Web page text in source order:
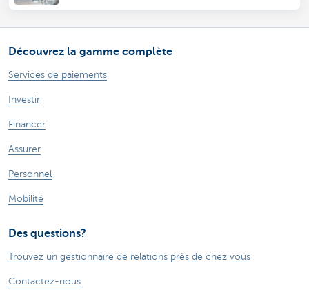
Découvrez la gamme complète
Services de paiements
Investir
Financer
Assurer
Personnel
Mobilité
Des questions?
Trouvez un gestionnaire de relations près de chez vous
Contactez-nous